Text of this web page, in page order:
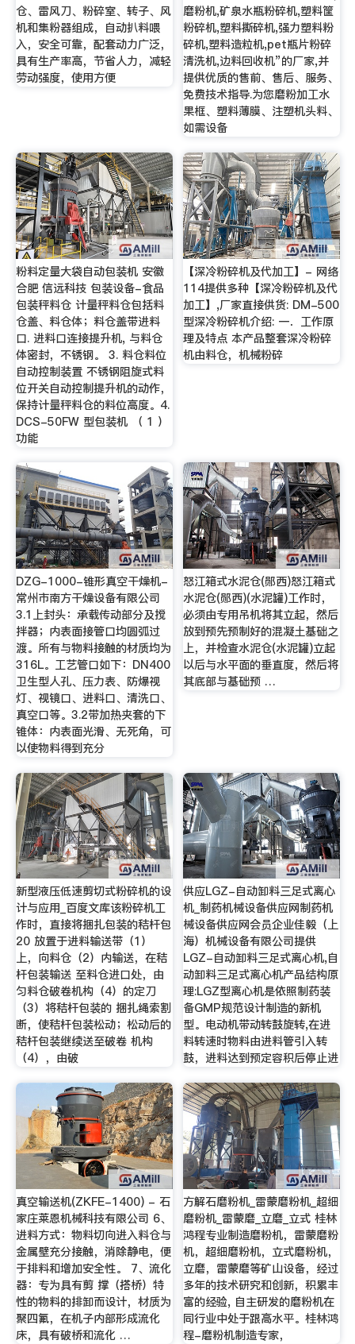
仓、雷风刀、粉碎室、转子、风
机和集粉器组成，自动扒料喂
入，安全可靠，配套动力广泛，
具有生产率高，节省人力，减轻
劳动强度，使用方便
磨粉机,矿泉水瓶粉碎机,塑料筐
粉碎机,塑料撕碎机,强力塑料粉
碎机,塑料造粒机,pet瓶片粉碎
清洗机,边料回收机”的厂家,并
提供优质的售前、售后、服务、
免费技术指导.为您磨粉加工水
果框、塑料薄膜、注塑机头料、
如需设备
粉料定量大袋自动包装机 安徽
合肥 信远科技 包装设备-食品
包装秤料仓 计量秤料仓包括料
仓盖、料仓体；料仓盖带进料
口. 进料口连接提升机, 与料仓
体密封，不锈钢。 3. 料仓料位
自动控制装置 不锈钢阻旋式料
位开关自动控制提升机的动作，
保持计量秤料仓的料位高度。4.
DCS-50FW 型包装机 （ 1 ）
功能
【深冷粉碎机及代加工】- 网络
114提供多种【深冷粉碎机及代
加工】,厂家直接供货: DM-500
型深冷粉碎机介绍: 一．工作原
理及特点 本产品整套深冷粉碎
机由料仓，机械粉碎
DZG-1000-锥形真空干燥机-
常州市南方干燥设备有限公司
3.1上封头：承载传动部分及搅
拌器；内表面接管口均圆弧过
渡。所有与物料接触的材质均为
316L。工艺管口如下：DN400
卫生型人孔、压力表、防爆视
灯、视镜口、进料口、清洗口、
真空口等。3.2带加热夹套的下
锥体：内表面光滑、无死角，可
以使物料得到充分
怒江箱式水泥仓(郧西)怒江箱式
水泥仓(郧西)(水泥罐)工作时，
必须由专用吊机将其立起，然后
放到预先预制好的混凝土基础之
上，并检查水泥仓(水泥罐)立起
以后与水平面的垂直度，然后将
其底部与基础预 …
新型液压低速剪切式粉碎机的设
计与应用_百度文库该粉碎机工
作时，直接将捆扎包装的秸杆包
20 放置于进料输送带（1）
上，向料仓（2）内输送，在秸
杆包装输送 至料仓进口处，由
匀料仓破卷机构（4）的定刀
（3）将秸杆包装的 捆扎绳索割
断，使秸杆包装松动；松动后的
秸杆包装继续送至破卷 机构
（4），由破
供应LGZ-自动卸料三足式离心
机_制药机械设备供应网制药机
械设备供应网会员企业佳毅（上
海）机械设备有限公司提供
LGZ-自动卸料三足式离心机,自
动卸料三足式离心机产品结构原
理:LGZ型离心机是依照制药装
备GMP规范设计制造的新机
型。电动机带动转鼓旋转,在进
料转速时物料由进料管引入转
鼓，进料达到预定容积后停止进
真空输送机(ZKFE-1400) - 石
家庄莱恩机械科技有限公司 6、
进料方式：物料切向进入料仓与
金属壁充分接触，消除静电，便
于排料和增加安全性。 7、流化
器：专为具有剪 撑（搭桥）特
性的物料的排卸而设计，材质为
聚四氟，在机子内部形成流化
床，具有破桥和流化 …
方解石磨粉机_雷蒙磨粉机_超细
磨粉机_雷蒙磨_立磨_立式 桂林
鸿程专业制造磨粉机，雷蒙磨粉
机，超细磨粉机，立式磨粉机，
立磨，雷蒙磨等矿山设备，经过
多年的技术研究和创新，积累丰
富的经验, 自主研发的磨粉机在
同行业中处于跟高水平。桂林鸿
程-磨粉机制造专家，